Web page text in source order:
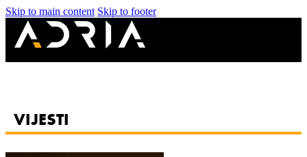
Skip to main content Skip to footer
VIJESTI